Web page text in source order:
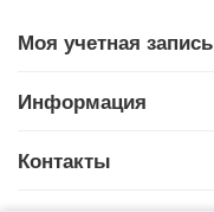
Моя учетная запись
Информация
Контакты